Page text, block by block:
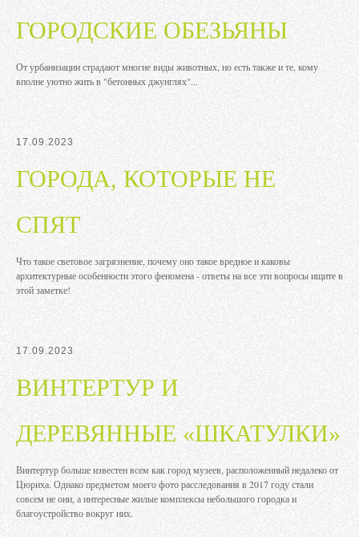
ГОРОДСКИЕ ОБЕЗЬЯНЫ
От урбанизации страдают многие виды животных, но есть также и те, кому
вполне уютно жить в "бетонных джунглях"...
17.09.2023
ГОРОДА, КОТОРЫЕ НЕ
СПЯТ
Что такое световое загрязнение, почему оно такое вредное и каковы
архитектурные особенности этого феномена - ответы на все эти вопросы ищите в
этой заметке!
17.09.2023
ВИНТЕРТУР И
ДЕРЕВЯННЫЕ «ШКАТУЛКИ»
Винтертур больше известен всем как город музеев, расположенный недалеко от
Цюриха. Однако предметом моего фото расследования в 2017 году стали
совсем не они, а интересные жилые комплексы небольшого городка и
благоустройство вокруг них.